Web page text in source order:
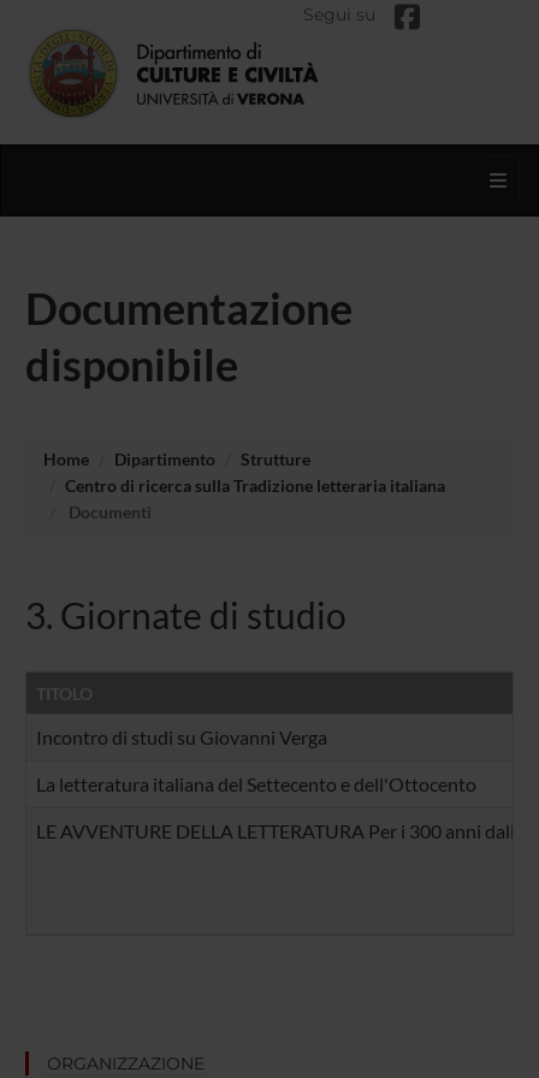
Segui su
Documentazione
disponibile
Home Dipartimento
Strutture
Centro di ricerca sulla Tradizione letteraria italiana
Documenti
3. Giornate di studio
TITOLO
Incontro di studi su Giovanni Verga
La letteratura italiana del Settecento e dell'Ottocento
LE AVVENTURE DELLA LETTERATURA Per i 300 anni dalla
ORGANIZZAZIONE